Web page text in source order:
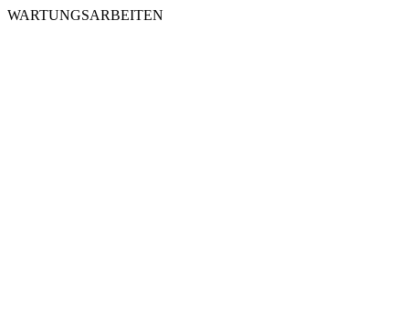
WARTUNGSARBEITEN